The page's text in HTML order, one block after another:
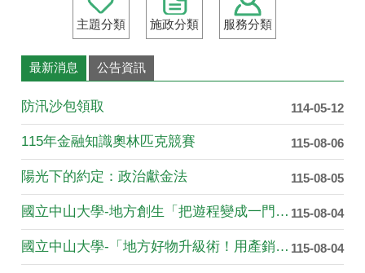
主題分類 施政分類 服務分類
最新消息 公告資訊
114-05-12
防汛沙包領取
115-08-06
115年金融知識奧林匹克競賽
115-08-05
陽光下的約定：政治獻金法
115-08-04
國立中山大學-地方創生「把遊程變成一門永續生意：從商業模式到....
115-08-04
國立中山大學-「地方好物升級術！用產銷履歷標章創造產品價值」....